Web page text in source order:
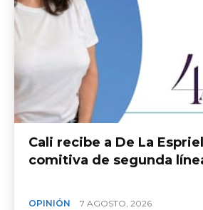
Cali recibe a De La
comitiva de segunda
OPINIÓN 7 AGOSTO, 2026